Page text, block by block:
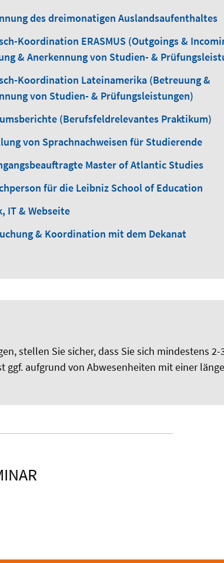
des dreimonatigen Auslandsaufenthaltes
Koordination ERASMUS (Outgoings &
& Anerkennung von Studien- &
Koordination Lateinamerika (Betreuung &
von Studien- & Prüfungsleistungen)
(Berufsfeldrelevantes Praktikum)
von Sprachnachweisen für Studierende
Master of Atlantic Studies
für die Leibniz School of Education
IT & Webseite
& Koordination mit dem Dekanat
stellen Sie sicher, dass Sie sich mindestens 2-
aufgrund von Abwesenheiten mit einer